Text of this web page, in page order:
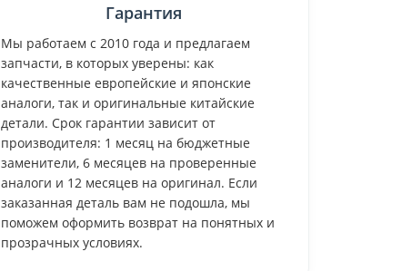
Гарантия
Мы работаем с 2010 года и предлагаем
запчасти, в которых уверены: как
качественные европейские и японские
аналоги, так и оригинальные китайские
детали. Срок гарантии зависит от
производителя: 1 месяц на бюджетные
заменители, 6 месяцев на проверенные
аналоги и 12 месяцев на оригинал. Если
заказанная деталь вам не подошла, мы
поможем оформить возврат на понятных и
прозрачных условиях.